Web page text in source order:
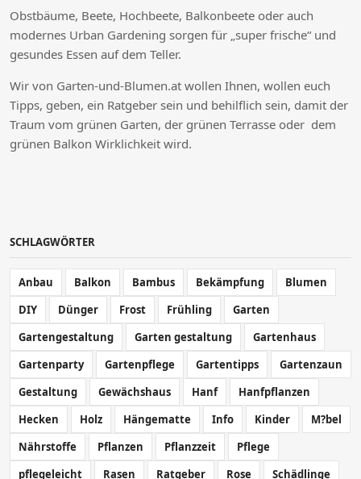
Obstbäume, Beete, Hochbeete, Balkonbeete oder auch
modernes Urban Gardening sorgen für „super frische“ und
gesundes Essen auf dem Teller.
Wir von Garten-und-Blumen.at wollen Ihnen, wollen euch
Tipps, geben, ein Ratgeber sein und behilflich sein, damit der
Traum vom grünen Garten, der grünen Terrasse oder dem
grünen Balkon Wirklichkeit wird.
SCHLAGWÖRTER
Anbau Balkon Bambus Bekämpfung
Blumen
DIY
Dünger Frost Frühling
Garten
Gartengestaltung
Garten gestaltung
Gartenhaus
Gartenparty
Gartenpflege Gartentipps
Gartenzaun
Gestaltung
Gewächshaus Hanf
Hanfpflanzen
Hecken
Holz Hängematte Info Kinder
M?bel
Nährstoffe
Pflanzen Pflanzzeit
Pflege
pflegeleicht
Rasen Ratgeber Rose
Schädlinge